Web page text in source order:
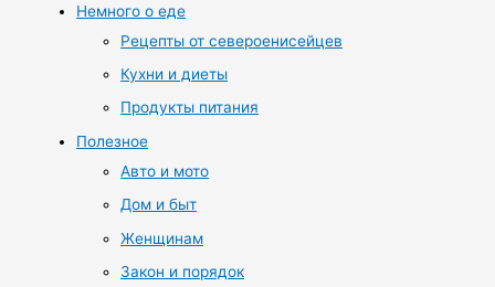
Немного о еде
Рецепты от североенисейцев
Кухни и диеты
Продукты питания
Полезное
Авто и мото
Дом и быт
Женщинам
Закон и порядок